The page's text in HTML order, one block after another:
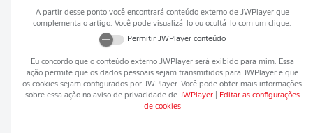
A partir desse ponto você encontrará conteúdo externo de JWPlayerque
complementa o artigo. Você pode visualizá-lo ou ocultá-lo com um clique.
Permitir JWPlayerconteúdo
Eu concordo que o conteúdo externo JWPlayerserá exibido para mim. Essa
ação permite que os dados pessoais sejam transmitidos para JWPlayere que
os cookies sejam configurados por JWPlayer. Você pode obter mais informações
sobre essa ação no aviso de privacidade de JWPlayer
Editar as configurações
de cookies